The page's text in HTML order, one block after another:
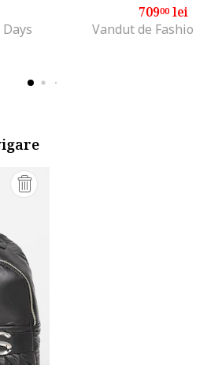
70900lei
Vandut de Fashion